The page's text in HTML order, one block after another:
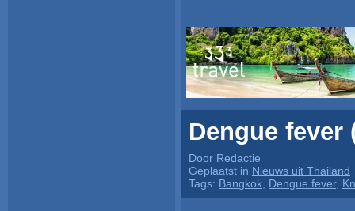
Dengue
Door Redactie
Geplaatst in Nieuws uit Thailand
Tags: Bangkok Dengue fever,